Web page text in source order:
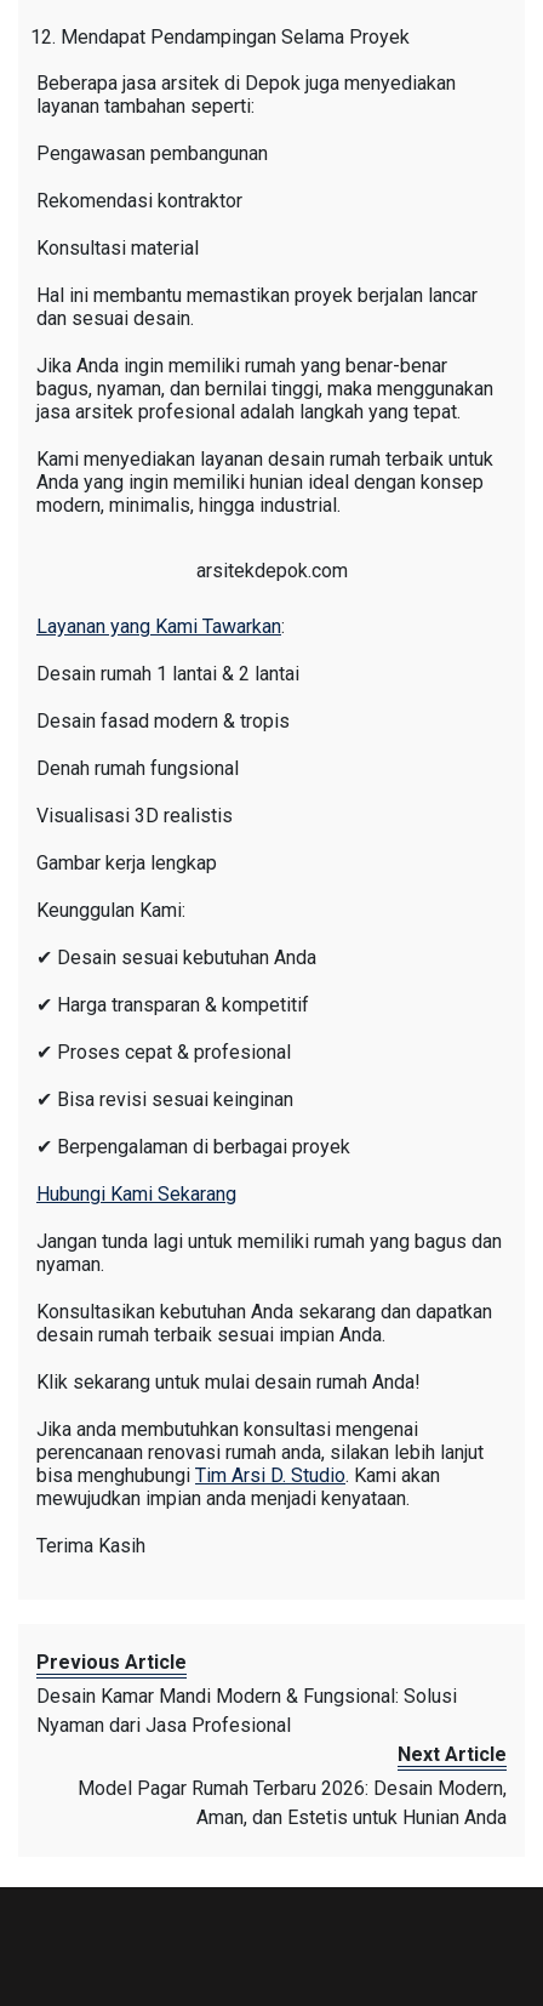
Mendapat Pendampingan Selama Proyek
Beberapa jasa arsitek di Depok juga menyediakan
layanan tambahan seperti:
Pengawasan pembangunan
Rekomendasi kontraktor
Konsultasi material
Hal ini membantu memastikan proyek berjalan lancar
dan sesuai desain.
Jika Anda ingin memiliki rumah yang benar-benar
bagus, nyaman, dan bernilai tinggi, maka menggunakan
jasa arsitek profesional adalah langkah yang tepat.
Kami menyediakan layanan desain rumah terbaik untuk
Anda yang ingin memiliki hunian ideal dengan konsep
modern, minimalis, hingga industrial.
arsitekdepok.com
Layanan yang Kami Tawarkan:
Desain rumah 1 lantai & 2 lantai
Desain fasad modern & tropis
Denah rumah fungsional
Visualisasi 3D realistis
Gambar kerja lengkap
Keunggulan Kami:
✔ Desain sesuai kebutuhan Anda
✔ Harga transparan & kompetitif
✔ Proses cepat & profesional
✔ Bisa revisi sesuai keinginan
✔ Berpengalaman di berbagai proyek
Hubungi Kami Sekarang
Jangan tunda lagi untuk memiliki rumah yang bagus dan
nyaman.
Konsultasikan kebutuhan Anda sekarang dan dapatkan
desain rumah terbaik sesuai impian Anda.
Klik sekarang untuk mulai desain rumah Anda!
Jika anda membutuhkan konsultasi mengenai
perencanaan renovasi rumah anda, silakan lebih lanjut
bisa menghubungi Tim Arsi D. Studio. Kami akan
mewujudkan impian anda menjadi kenyataan.
Terima Kasih
Previous Article
Desain Kamar Mandi Modern & Fungsional: Solusi
Nyaman dari Jasa Profesional
Next Article
Model Pagar Rumah Terbaru 2026: Desain Modern,
Aman, dan Estetis untuk Hunian Anda